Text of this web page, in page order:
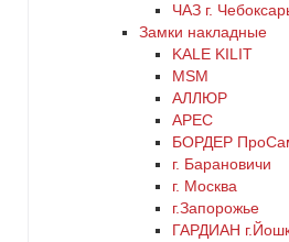
ЧАЗ г.
Замки накладные
KALE KILIT
MSM
АЛЛЮР
АРЕС
БОРДЕР
г. Барановичи
г. Москва
г.Запорожье
ГАРДИАН